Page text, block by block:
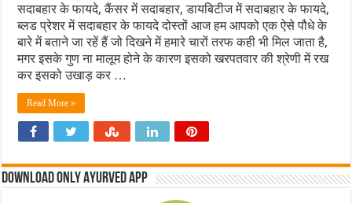
सदाबहार के फायदे, कैंसर में सदाबहार, डायबिटीज में सदाबहार के फायदे,
ब्लड प्रेशर में सदाबहार के फायदे दोस्तों आज हम आपको एक ऐसे पौधे के
बारे में बताने जा रहें हैं जो दिखने में हमारे चारों तरफ कही भी मिल जाता है,
मगर इसके गुण ना मालूम होने के कारण इसको खरपतवार की श्रेणी में रख
कर इसको उखाड़ कर …
Read More »
Download Only Ayurved App